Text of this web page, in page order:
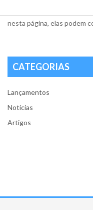
nesta página, elas podem
CATEGORIAS
Lançamentos
Notícias
Artigos